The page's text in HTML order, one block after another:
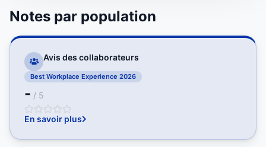
Notes par population
Avis des collaborateurs
Best Workplace Experience 2026
- / 5
En savoir plus